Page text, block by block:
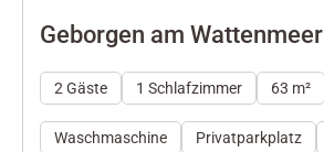
Geborgen am Wattenmeer
2 Gäste 1 Schlafzimmer 63 m²
Waschmaschine Privatparkplatz